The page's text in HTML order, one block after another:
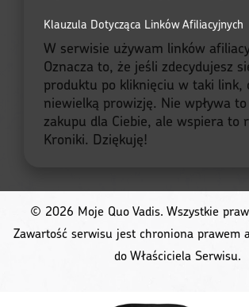
Klauzula Dotycząca Linków Afiliacyjnych
W serwisie używam linków
Oznacza to, że jeśli zdecydujesz
produktu po kliknięciu w taki link,
niewielką prowizję. Nie wpływa
zakupu dla Ciebie, ale wspiera to
Kroniki. Dziękuję!
© 2026 Moje Quo Vadis. Wszystkie
Zawartość serwisu jest chroniona prawem
do Właściciela Serwisu.